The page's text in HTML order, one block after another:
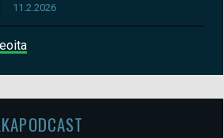
11.2.2026